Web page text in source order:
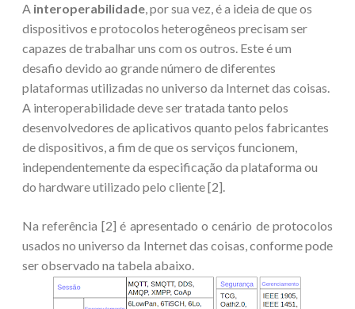
A interoperabilidade, por sua vez, é a ideia de que os
dispositivos e protocolos heterogêneos precisam ser
capazes de trabalhar uns com os outros. Este é um
desafio devido ao grande número de diferentes
plataformas utilizadas no universo da Internet das coisas.
A interoperabilidade deve ser tratada tanto pelos
desenvolvedores de aplicativos quanto pelos fabricantes
de dispositivos, a fim de que os serviços funcionem,
independentemente da especificação da plataforma ou
do hardware utilizado pelo cliente [2].
Na referência [2] é apresentado o cenário de protocolos
usados no universo da Internet das coisas, conforme pode
ser observado na tabela abaixo.